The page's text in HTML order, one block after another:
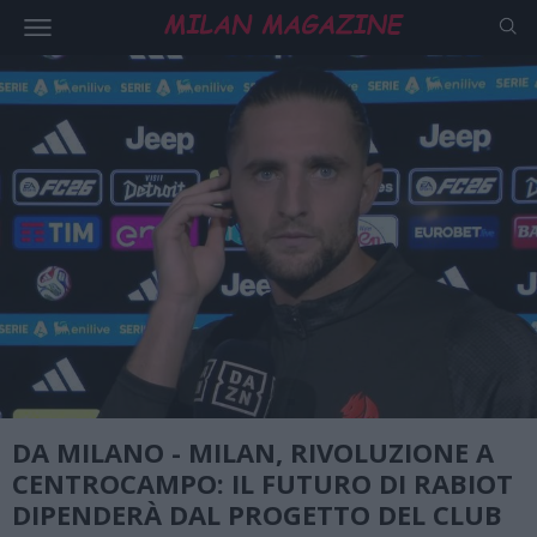
DA MILANO - MILAN, RIVOLUZIONE A
CENTROCAMPO: IL FUTURO DI RABIOT
DIPENDERÀ DAL PROGETTO DEL CLUB